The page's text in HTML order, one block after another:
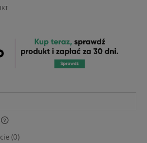
kosztów płatności
(0)